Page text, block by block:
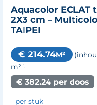
Aquacolor ECLAT
2X3 cm –
TAIPEI
€ 214.74M²
m² )
€ 382.24 per doos
per stuk